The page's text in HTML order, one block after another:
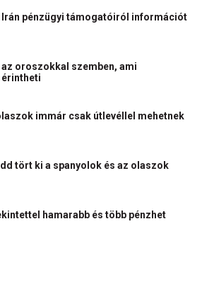
pénzügyi támogatóiról információt
az oroszokkal szemben, ami
immár csak útlevéllel mehetnek
tört ki a spanyolok és az olaszok
hamarabb és több pénzhet